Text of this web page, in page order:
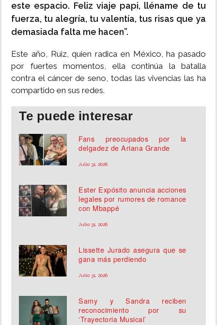
este espacio. Feliz viaje papi, lléname de tu
fuerza, tu alegría, tu valentía, tus risas que ya
demasiada falta me hacen”.
Este año, Ruiz, quien radica en México, ha pasado
por fuertes momentos, ella continúa la batalla
contra el cáncer de seno, todas las vivencias las ha
compartido en sus redes.
Te puede interesar
Fans preocupados por la
delgadez de Ariana Grande
Julio 31, 2026
Ester Expósito anuncia acciones
legales por rumores de romance
con Mbappé
Julio 31, 2026
Lissette Jurado asegura que se
gana más perdiendo
Julio 31, 2026
Samy y Sandra reciben
reconocimiento por su
‘Trayectoria Musical’